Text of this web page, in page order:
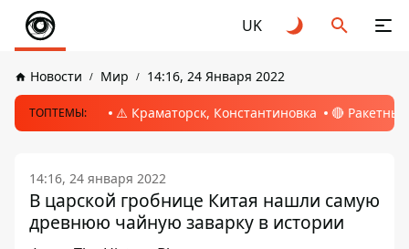
UK
Новости Мир 14:16, 24 Января 2022
ТОПТЕМЫ: ⚠️ Краматорск, Константиновка 🔴
14:16, 24 января 2022
В царской гробнице Китая нашли самую
древнюю чайную заварку в истории